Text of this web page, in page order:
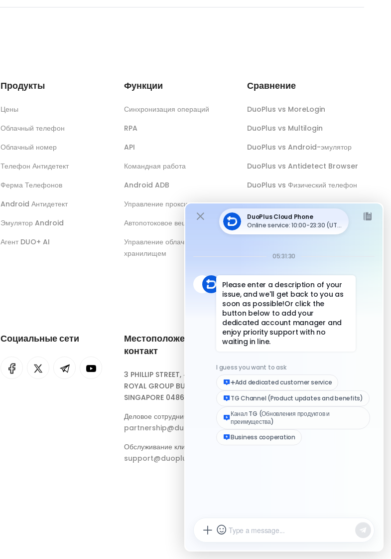
Продукты
Цены
Облачный телефон
Облачный номер
Телефон Антидетект
Ферма Телефонов
Android Антидетект
Эмулятор Android
Агент DUO+ AI
Функции
Синхронизация операций
RPA
API
Командная работа
Android ADB
Управление прокси
Автопотоковое вещание
Управление облачным
хранилищем
Сравнение
DuoPlus vs MoreLogin
DuoPlus vs Multilogin
DuoPlus vs Android-эмулятор
DuoPlus vs Antidetect Browser
DuoPlus vs Физический телефон
Социальные сети
Местоположение и
контакт
3 PHILLIP STREET, #10-04,
ROYAL GROUP BUILDING,
SINGAPORE 048693
Деловое сотрудничество:
partnership@duoplus.net
Обслуживание клиентов:
support@duoplus.net
Быстрые ссылки
Скачать клиент
Медиа-набор логотипа
Журнал изменений